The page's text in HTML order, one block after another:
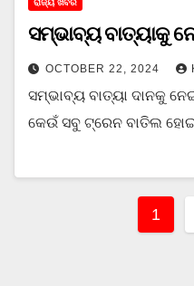
ସମ୍ଭାବ୍ୟ ବାତ୍ୟାକୁ
OCTOBER 22, 2024
ସମ୍ଭାବ୍ୟ ବାତ୍ୟା ଦାନକୁ
କେଉଁ ସବୁ ଟ୍ରେନ ବାତିଲ
1